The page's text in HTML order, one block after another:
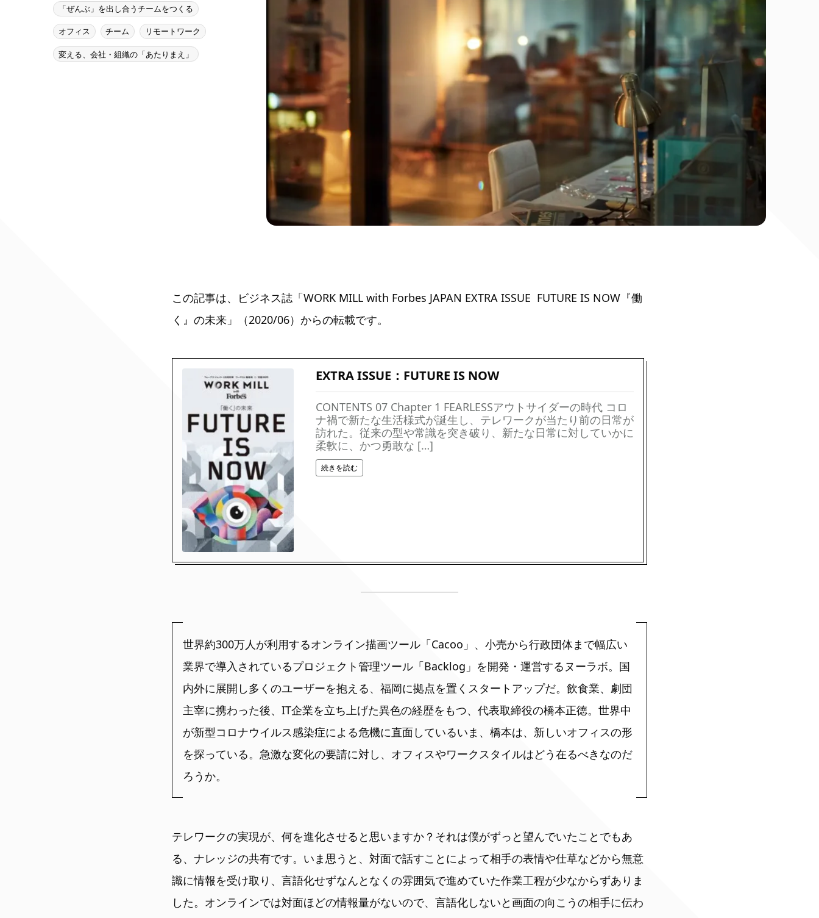
「ぜんぶ」を出し合うチームをつくる
オフィス チーム リモートワーク
変える、会社・組織の「あたりまえ」
この記事は、ビジネス誌「WORK MILL with Forbes JAPAN EXTRA ISSUE FUTURE IS NOW『働
く』の未来」（2020/06）からの転載です。
EXTRA ISSUE：FUTURE IS NOW
CONTENTS 07 Chapter 1 FEARLESSアウトサイダーの時代 コロ
ナ禍で新たな生活様式が誕生し、テレワークが当たり前の日常が
訪れた。従来の型や常識を突き破り、新たな日常に対していかに
柔軟に、かつ勇敢な […]
続きを読む
世界約300万人が利用するオンライン描画ツール「Cacoo」、小売から行政団体まで幅広い
業界で導入されているプロジェクト管理ツール「Backlog」を開発・運営するヌーラボ。国
内外に展開し多くのユーザーを抱える、福岡に拠点を置くスタートアップだ。飲食業、劇団
主宰に携わった後、IT企業を立ち上げた異色の経歴をもつ、代表取締役の橋本正徳。世界中
が新型コロナウイルス感染症による危機に直面しているいま、橋本は、新しいオフィスの形
を探っている。急激な変化の要請に対し、オフィスやワークスタイルはどう在るべきなのだ
ろうか。
テレワークの実現が、何を進化させると思いますか？それは僕がずっと望んでいたことでもあ
る、ナレッジの共有です。いま思うと、対面で話すことによって相手の表情や仕草などから無意
識に情報を受け取り、言語化せずなんとなくの雰囲気で進めていた作業工程が少なからずありま
した。オンラインでは対面ほどの情報量がないので、言語化しないと画面の向こうの相手に伝わ